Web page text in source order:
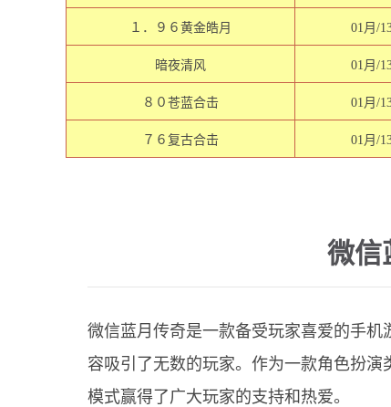
１．９６黄金皓月 01月/
暗夜清风 01月/
８０苍蓝合击 01月/
７６复古合击 01月/
微信
微信蓝月传奇是一款备受玩家喜爱的手
容吸引了无数的玩家。作为一款角色扮
模式赢得了广大玩家的支持和热爱。